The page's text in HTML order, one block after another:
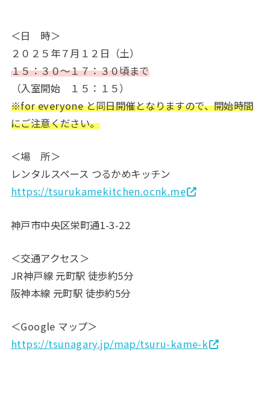
＜日 時＞
２０２５年７月１２日（土）
１５：３０～１７：３０頃まで
（入室開始 １５：１５）
※for everyone と同日開催となりますので、開始時間
にご注意ください。
＜場 所＞
レンタルスペース つるかめキッチン
https://tsurukamekitchen.ocnk.me
神戸市中央区栄町通1-3-22
＜交通アクセス＞
JR神戸線 元町駅 徒歩約5分
阪神本線 元町駅 徒歩約5分
＜Google マップ＞
https://tsunagary.jp/map/tsuru-kame-k